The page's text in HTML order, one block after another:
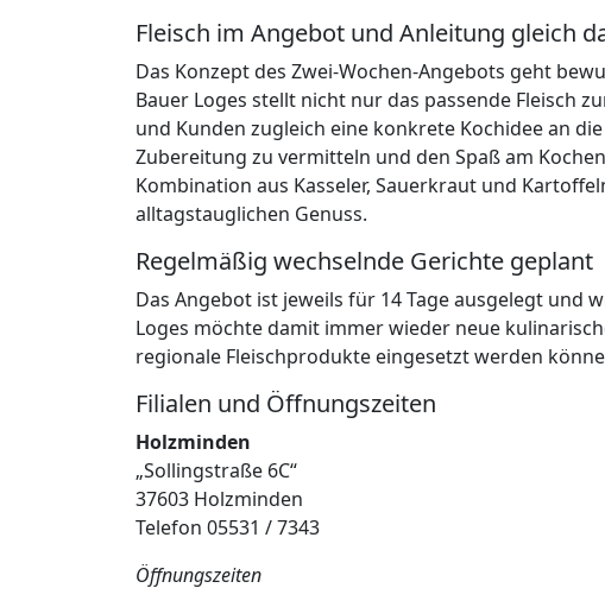
Fleisch im Angebot und Anleitung gleich
Das Konzept des Zwei-Wochen-Angebots geht
Bauer Loges stellt nicht nur das passende Fleisch
und Kunden zugleich eine konkrete Kochidee an
Zubereitung zu vermitteln und den Spaß am
Kombination aus Kasseler, Sauerkraut und
alltagstauglichen Genuss.
Regelmäßig wechselnde Gerichte geplant
Das Angebot ist jeweils für 14 Tage ausgelegt und
Loges möchte damit immer wieder neue
regionale Fleischprodukte eingesetzt werden
Filialen und Öffnungszeiten
Holzminden
„Sollingstraße 6C“
37603 Holzminden
Telefon 05531 / 7343
Öffnungszeiten